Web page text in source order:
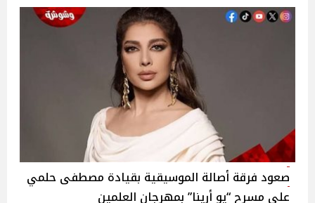
صعود فرقة أصالة الموسيقية بقيادة مصطفى حلمي
على مسرح “يو أرينا” بمهرجان العلمين‎